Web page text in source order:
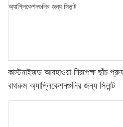
কাস্টমাইজড আবহাওয়া নিরপেক্ষ ছাঁচ প্রুফ
বাথরুম অ্যাপ্লিকেশনগুলির জন্য সিলান্ট